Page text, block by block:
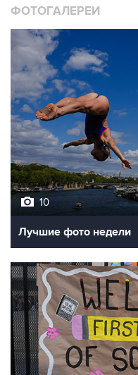
ФОТОГАЛЕРЕИ
10
Лучшие фото недели